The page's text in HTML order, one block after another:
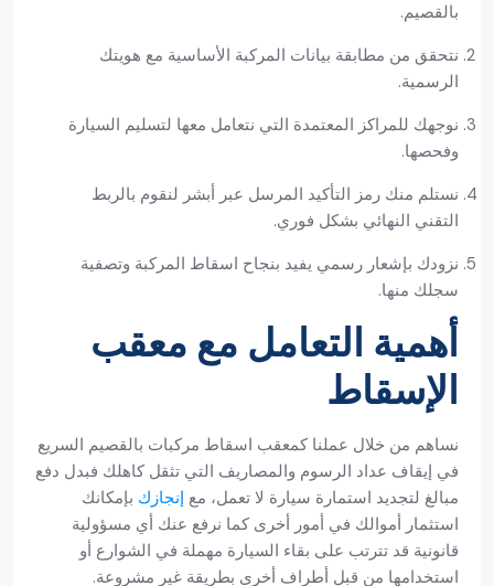
بالقصيم.
نتحقق من مطابقة بيانات المركبة الأساسية مع هويتك
الرسمية.
نوجهك للمراكز المعتمدة التي نتعامل معها لتسليم السيارة
وفحصها.
نستلم منك رمز التأكيد المرسل عبر أبشر لنقوم بالربط
التقني النهائي بشكل فوري.
نزودك بإشعار رسمي يفيد بنجاح اسقاط المركبة وتصفية
سجلك منها.
أهمية التعامل مع معقب
الإسقاط
نساهم من خلال عملنا كمعقب اسقاط مركبات بالقصيم السريع
في إيقاف عداد الرسوم والمصاريف التي تثقل كاهلك فبدل دفع
مبالغ لتجديد استمارة سيارة لا تعمل، مع إنجازك بإمكانك
استثمار أموالك في أمور أخرى كما نرفع عنك أي مسؤولية
قانونية قد تترتب على بقاء السيارة مهملة في الشوارع أو
استخدامها من قبل أطراف أخرى بطريقة غير مشروعة.